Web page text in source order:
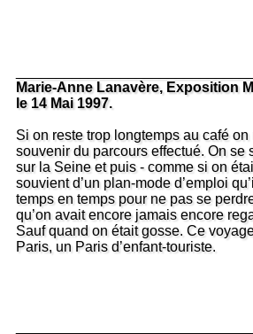
Marie-Anne Lanavère, Exposition
le 14 Mai 1997.
Si on reste trop longtemps au café
souvenir du parcours effectué. On se
sur la Seine et puis - comme si on
souvient d’un plan-mode d’emploi
temps en temps pour ne pas se
qu’on avait encore jamais encore
Sauf quand on était gosse. Ce
Paris, un Paris d’enfant-touriste.